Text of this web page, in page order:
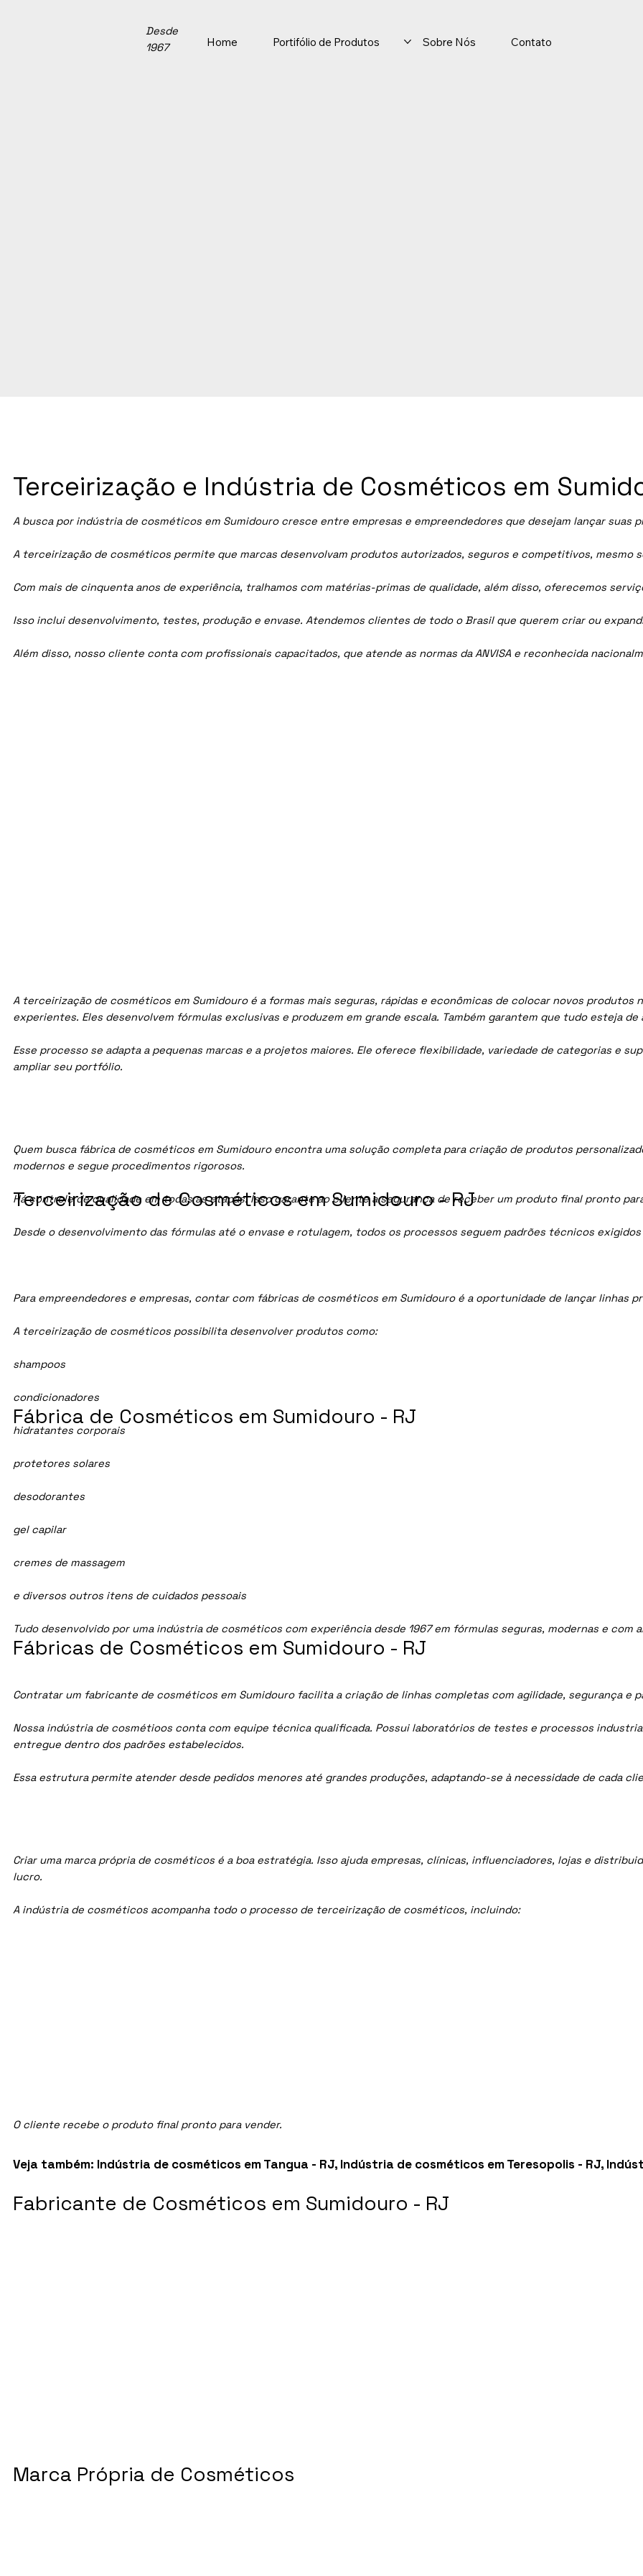
Home Portifólio de Produtos Sobre Nós Contato
Desde
1967
A busca por indústria de cosméticos em Sumidouro cresce entre empresas e empreendedores que desejam lançar suas
A terceirização de cosméticos permite que marcas desenvolvam produtos autorizados, seguros e competitivos, mesmo
Com mais de cinquenta anos de experiência, tralhamos com matérias-primas de qualidade, além disso, oferecemos
Isso inclui desenvolvimento, testes, produção e envase. Atendemos clientes de todo o Brasil que querem criar ou
Além disso, nosso cliente conta com profissionais capacitados, que atende as normas da ANVISA e reconhecida
A terceirização de cosméticos em Sumidouro é a formas mais seguras, rápidas e econômicas de colocar novos produtos
experientes. Eles desenvolvem fórmulas exclusivas e produzem em grande escala. Também garantem que tudo esteja de
Esse processo se adapta a pequenas marcas e a projetos maiores. Ele oferece flexibilidade, variedade de categorias e
ampliar seu portfólio.
Quem busca fábrica de cosméticos em Sumidouro encontra uma solução completa para criação de produtos
modernos e segue procedimentos rigorosos.
Há controle de qualidade em todas as etapas. Isso garante ao cliente a segurança de receber um produto final pronto
Desde o desenvolvimento das fórmulas até o envase e rotulagem, todos os processos seguem padrões técnicos
Para empreendedores e empresas, contar com fábricas de cosméticos em Sumidouro é a oportunidade de lançar
A terceirização de cosméticos possibilita desenvolver produtos como:
shampoos
condicionadores
hidratantes corporais
protetores solares
desodorantes
gel capilar
cremes de massagem
e diversos outros itens de cuidados pessoais
Tudo desenvolvido por uma indústria de cosméticos com experiência desde 1967 em fórmulas seguras, modernas e com
Contratar um fabricante de cosméticos em Sumidouro facilita a criação de linhas completas com agilidade, segurança e
Nossa indústria de cosmétioos conta com equipe técnica qualificada. Possui laboratórios de testes e processos
entregue dentro dos padrões estabelecidos.
Essa estrutura permite atender desde pedidos menores até grandes produções, adaptando-se à necessidade de cada
Criar uma marca própria de cosméticos é a boa estratégia. Isso ajuda empresas, clínicas, influenciadores, lojas e
lucro.
A indústria de cosméticos acompanha todo o processo de terceirização de cosméticos, incluindo:
O cliente recebe o produto final pronto para vender.
Veja também: Indústria de cosméticos em Tangua - RJ, Indústria de cosméticos em Teresopolis - RJ,
Terceirização e Indústria de Cosméticos em
Fábrica de Cosméticos em Sumidouro - RJ
Terceirização de Cosméticos em Sumidouro - RJ
Fábricas de Cosméticos em Sumidouro - RJ
Fabricante de Cosméticos em Sumidouro - RJ
Marca Própria de Cosméticos